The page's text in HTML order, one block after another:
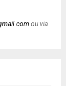
ou via